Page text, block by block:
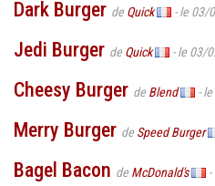
Dark Burger de Quick - le 03/
Jedi Burger de Quick - le 03/
Cheesy Burger de Blend -
Merry Burger de Speed Burger
Bagel Bacon de McDonald's